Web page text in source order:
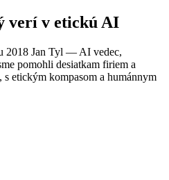
verí v etickú AI
2018 Jan Tyl — AI vedec,
pomohli desiatkam firiem a
etickým kompasom a humánnym